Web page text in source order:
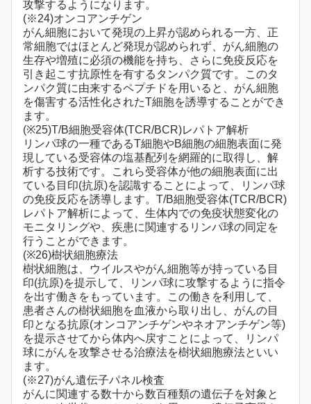
攻撃するようになります。
(※24)オンコアンチゲン
がん細胞において発現の上昇が認められる一方、正
常細胞ではほとんど発現が認められず、がん細胞の
生存や増殖に必須の機能を持ち、さらに免疫反応を
引き起こす抗原性を有するタンパク質です。このタ
ンパク質に由来するペプチドを用いると、がん細胞
を傷害する活性化されたT細胞を誘導することができ
ます。
(※25)T/B細胞受容体(TCR/BCR)レパトア解析
リンパ球の一種であるT細胞やB細胞の細胞表面に発
現している受容体の塩基配列を網羅的に取得し、解
析する技術です。これら受容体が他の細胞表面に出
ている目印(抗原)を認識することによって、リンパ球
の免疫反応を誘導します。T/B細胞受容体(TCR/BCR)
レパトア解析によって、生体内での免疫状態変化の
モニタリングや、疾患に関連するリンパ球の同定を
行うことができます。
(※26)樹状細胞療法
樹状細胞は、ウイルスやがん細胞等が持っている目
印(抗原)を提示して、リンパ球に攻撃するように指令
を出す働きをもっています。この働きを利用して、
患者さんの樹状細胞を血液から取り出し、がんの目
印となる抗原(オンコアンチゲンやネオアンチゲン等)
を提示させてから体内へ戻すことによって、リンパ
球にがんを攻撃させる治療法を樹状細胞療法といい
ます。
(※27)がん遺伝子パネル検査
がんに関連する数十から数百種類の遺伝子を対象と